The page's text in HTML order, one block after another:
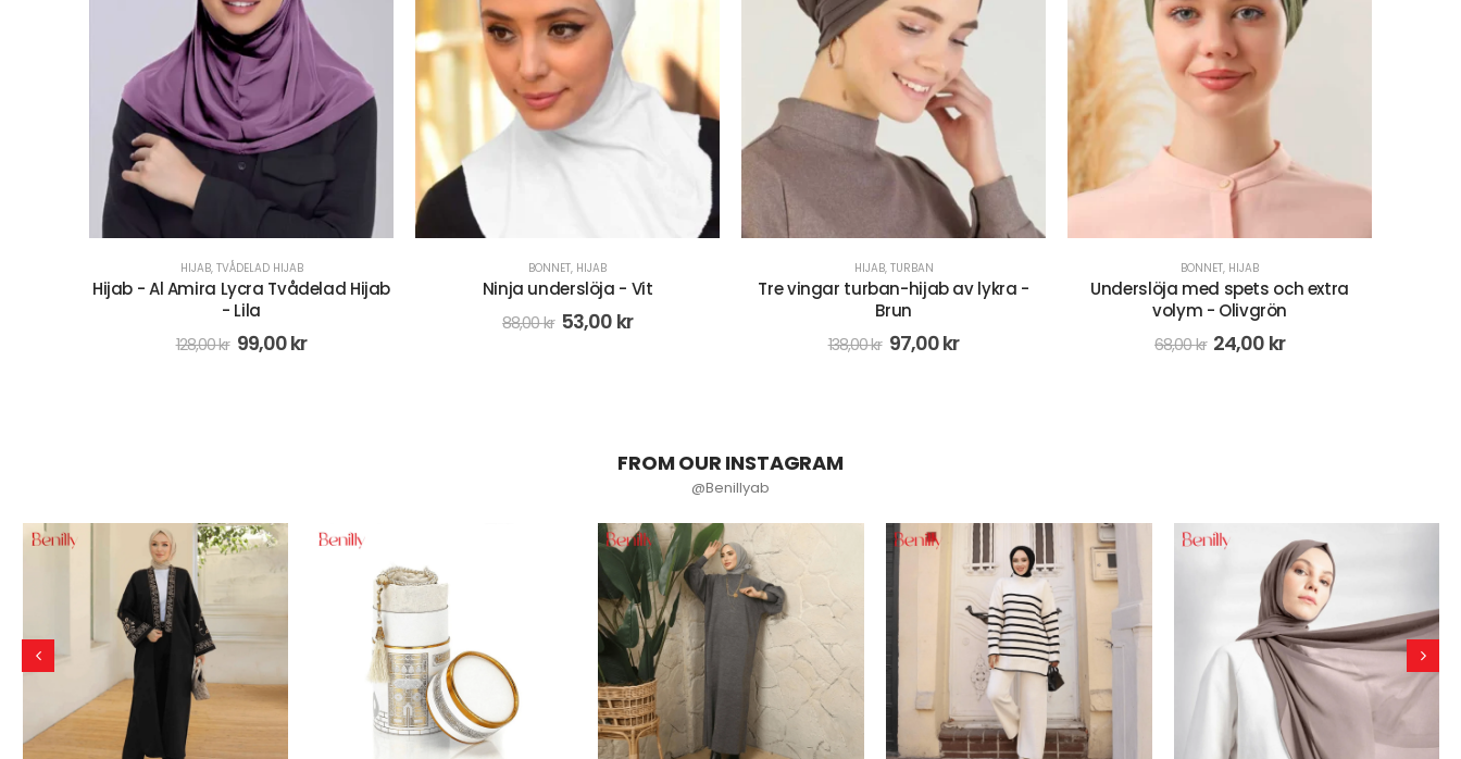
BONNET,HIJAB
Ninja underslöja - Vit
53,00
HIJAB,TURBAN
Tre vingar turban-hijab av lykra -
Brun
BONNET,HIJAB
Underslöja med spets och extra
volym - Olivgrön
68,00kr 24,00kr
BONNET, HIJAB
Underslöja med spets och extra
volym - Rosa
68,00kr
FROM OUR INSTAGRAM
@Benillyab